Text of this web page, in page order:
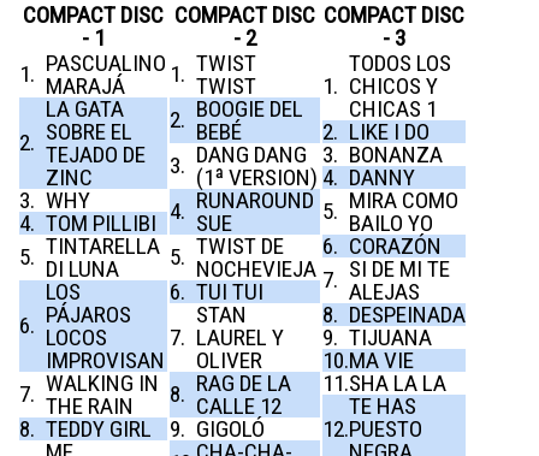
COMPACT DISC
- 1
COMPACT DISC
- 2
COMPACT DISC
- 3
1. PASCUALINO
MARAJÁ
2.
LA GATA
SOBRE EL
TEJADO DE
ZINC
3. WHY
4. TOM PILLIBI
5. TINTARELLA
DI LUNA
6.
LOS
PÁJAROS
LOCOS
IMPROVISAN
7. WALKING IN
THE RAIN
8. TEDDY GIRL
1. TWIST
TWIST
2. BOOGIE DEL
BEBÉ
3. DANG DANG
(1ª VERSION)
4. RUNAROUND
SUE
5. TWIST DE
NOCHEVIEJA
6. TUI TUI
7.
STAN
LAUREL Y
OLIVER
8. RAG DE LA
CALLE 12
9. GIGOLÓ
1.
TODOS LOS
CHICOS Y
CHICAS 1
2. LIKE I DO
3. BONANZA
4. DANNY
5. MIRA COMO
BAILO YO
6. CORAZÓN
7. SI DE MI TE
ALEJAS
8. DESPEINADA
9. TIJUANA
10.MA VIE
11.SHA LA LA
12.
TE HAS
PUESTO